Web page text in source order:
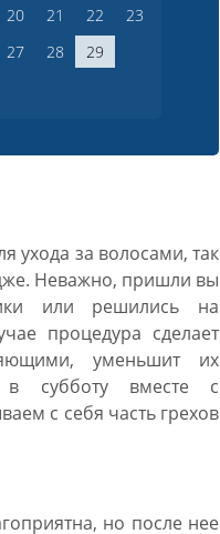
20 21 22
23
27 28
29
ухода за волосами, так
Неважно, пришли вы
или решились на
процедура сделает
уменьшит их
в субботу вместе с
с себя часть грехов
но после нее